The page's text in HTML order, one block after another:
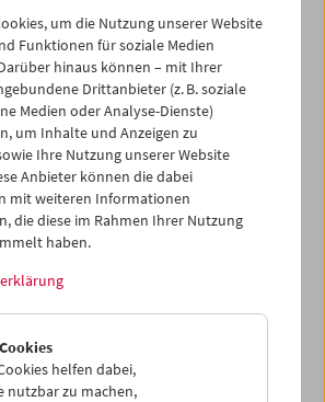
Inc. (von links hinten nach rechts unten: Susan
Carolee Schneemann, Rosalind Schneider), 1976
Stiftung
um die Nutzung unserer Website
Funktionen für soziale Medien
hinaus können – mit Ihrer
Drittanbieter (z. B. soziale
Medien oder Analyse-Dienste)
um Inhalte und Anzeigen zu
Ihre Nutzung unserer Website
Anbieter können die dabei
mit weiteren Informationen
die diese im Rahmen Ihrer Nutzung
haben.
helfen dabei,
nutzbar zu machen,